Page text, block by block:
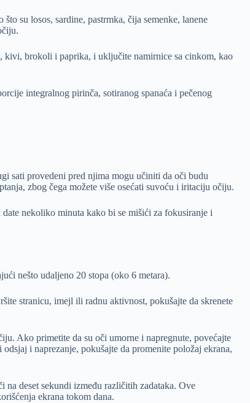
su losos, sardine, pastrmka, čija semenke, lanene
kivi, brokoli i paprika, i uključite namirnice sa cinkom, kao
integralnog pirinča, sotiranog spanaća i pečenog
sati provedeni pred njima mogu učiniti da oči budu
zbog čega možete više osećati suvoću i iritaciju očiju.
nekoliko minuta kako bi se mišići za fokusiranje i
nešto udaljeno 20 stopa (oko 6 metara).
stranicu, imejl ili radnu aktivnost, pokušajte da skrenete
Ako primetite da su oči umorne i napregnute, povećajte
i naprezanje, pokušajte da promenite položaj ekrana,
deset sekundi između različitih zadataka. Ove
ekrana tokom dana.